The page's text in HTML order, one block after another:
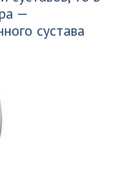
—
сустава